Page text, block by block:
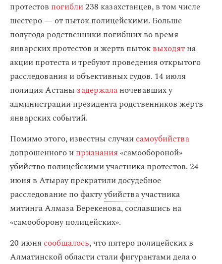
протестов погибли238 казахстанцев, в том числе
шестеро — от пыток полицейскими. Больше
полугода родственники погибших во время
январских протестов и жертв пытоквыходятна
акции протеста и требуют проведения открытого
расследования и объективных судов. 14 июля
полицияАстаны задержаланочевавших у
администрации президента родственников жертв
январских событий.
Помимо этого, известны случаисамоубийства
допрошенного ипризнания«самообороной»
убийство полицейскими участника протестов. 24
июня в Атырау прекратили досудебное
расследование по фактуубийстваучастника
митинга Алмаза Берекенова, сославшись на
«самооборону полицейских».
20 июнясообщалось, что пятеро полицейских в
Алматинской области стали фигурантами дела о